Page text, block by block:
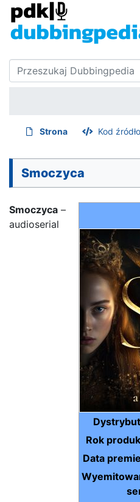
Strona Kod
Smoczyca
Rok
Data
Smoczyca –
audioserial